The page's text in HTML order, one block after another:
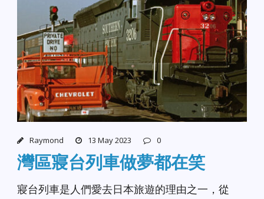
Raymond 13 May 2023 0
灣區寢台列車做夢都在笑
寢台列車是人們愛去日本旅遊的理由之一，從